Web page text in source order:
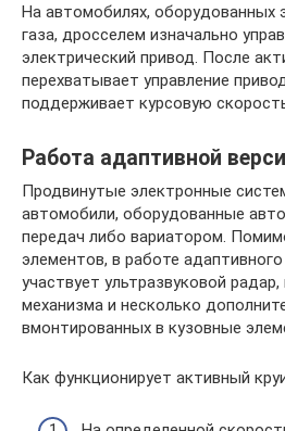
На автомобилях, оборудованных
газа, дросселем изначально
электрический привод. После
перехватывает управление
поддерживает курсовую
Работа адаптивной
Продвинутые электронные
автомобили, оборудованные
передач либо вариатором.
элементов, в работе
участвует ультразвуковой
механизма и несколько
вмонтированных в кузовные
Как функционирует активный